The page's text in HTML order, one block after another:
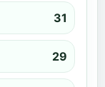
31
29